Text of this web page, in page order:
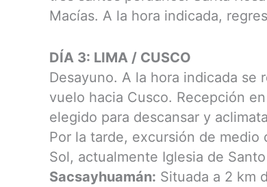
Macías. A la hora indicada,
DÍA 3: LIMA / CUSCO
Desayuno. A la hora indicada se
vuelo hacia Cusco. Recepción
elegido para descansar y
Por la tarde, excursión de medio
Sol, actualmente Iglesia de
Sacsayhuamán: Situada a 2 km